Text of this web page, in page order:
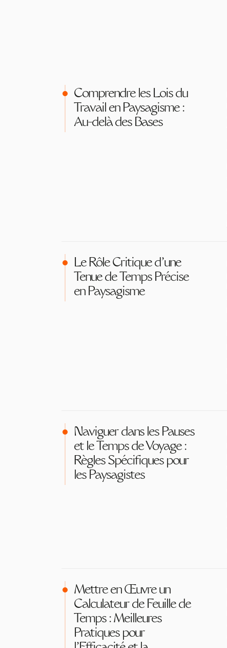
Comprendre les Lois du
Travail en Paysagisme :
Au-delà des Bases
Le Rôle Critique d'une
Tenue de Temps Précise
en Paysagisme
Naviguer dans les Pauses
et le Temps de Voyage :
Règles Spécifiques pour
les Paysagistes
Mettre en Œuvre un
Calculateur de Feuille de
Temps : Meilleures
Pratiques pour